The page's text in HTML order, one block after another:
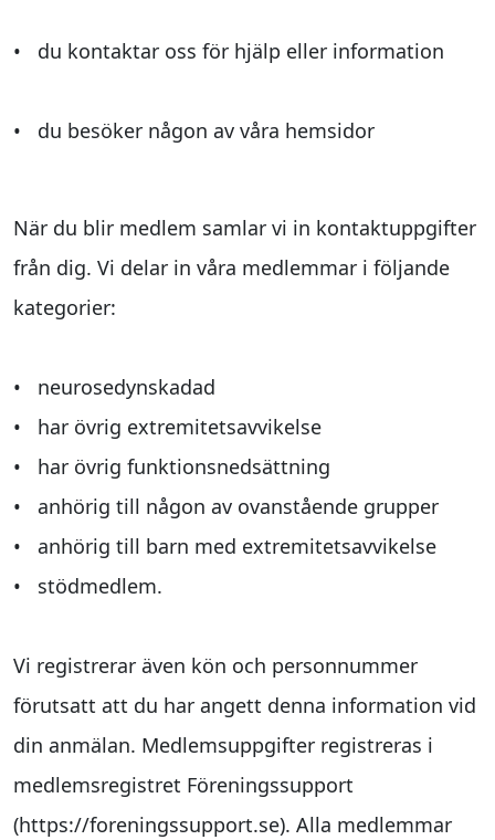
• du kontaktar oss för hjälp eller information
• du besöker någon av våra hemsidor
När du blir medlem samlar vi in kontaktuppgifter
från dig. Vi delar in våra medlemmar i följande
kategorier:
• neurosedynskadad
• har övrig extremitetsavvikelse
• har övrig funktionsnedsättning
• anhörig till någon av ovanstående grupper
• anhörig till barn med extremitetsavvikelse
• stödmedlem.
Vi registrerar även kön och personnummer
förutsatt att du har angett denna information vid
din anmälan. Medlemsuppgifter registreras i
medlemsregistret Föreningssupport
(https://foreningssupport.se). Alla medlemmar